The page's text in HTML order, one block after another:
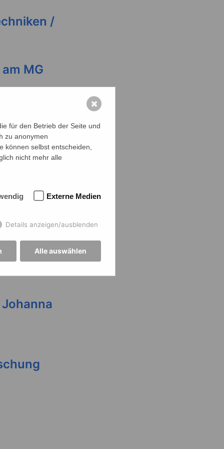
/
MG
für den Betrieb der Seite und
zu anonymen
können selbst entscheiden,
nicht mehr alle
Externe Medien
Details anzeigen/ausblenden
Alle auswählen
✖